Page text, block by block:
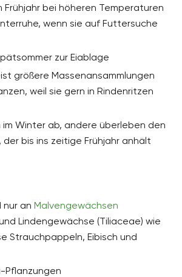
Frühjahr bei höheren Temperaturen
wenn sie auf Futtersuche
zur Eiablage
größere Massenansammlungen
weil sie gern in Rindenritzen
Winter ab, andere überleben den
bis ins zeitige Frühjahr anhält
an Malvengewächsen
Lindengewächse (Tiliaceae) wie
Strauchpappeln, Eibisch und
Pflanzungen